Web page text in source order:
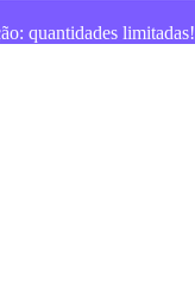
quantidades limitadas!